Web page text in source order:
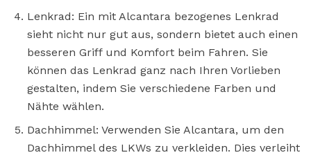
Lenkrad: Ein mit Alcantara bezogenes Lenkrad
sieht nicht nur gut aus, sondern bietet auch einen
besseren Griff und Komfort beim Fahren. Sie
können das Lenkrad ganz nach Ihren Vorlieben
gestalten, indem Sie verschiedene Farben und
Nähte wählen.
Dachhimmel: Verwenden Sie Alcantara, um den
Dachhimmel des LKWs zu verkleiden. Dies verleiht